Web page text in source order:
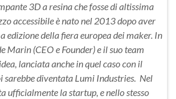
3D a resina che fosse di altissima
accessibile è nato nel 2013 dopo aver
edizione della fiera europea dei maker. In
Marin (CEO e Founder) e il suo team
lanciata anche in quel caso con il
sarebbe diventata Lumi Industries. Nel
ufficialmente la startup, e nello stesso